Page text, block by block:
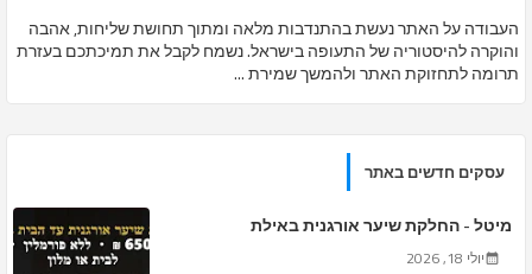
העבודה על האתר נעשת בהתנדבות מלאה ומתוך תחושת שליחות, אהבה
והוקרה להיסטוריה של התעופה בישראל. נשמח לקבל את תמיכתכם בעזרת
תרומה לתחזוקת האתר ולהמשך שמירת ...
עסקים חדשים באתר
מיטל - החלקת שיער אורגנית באילת
יולי 18, 2026